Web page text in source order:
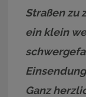
Straßen zu
ein klein
Ganz